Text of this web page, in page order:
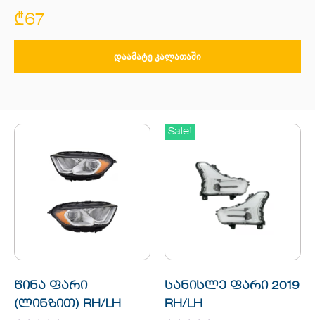
₾67
ᲓᲐᲐᲛᲐᲢᲔ ᲙᲐᲚᲐᲗᲐᲨᲘ
წინა ფარი
(ლინზით) RH/LH
Sale!
სანისლე ფარი 2019
RH/LH